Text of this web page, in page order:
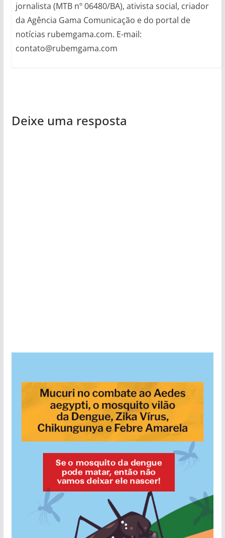
jornalista (MTB nº 06480/BA), ativista social, criador
da Agência Gama Comunicação e do portal de
notícias rubemgama.com. E-mail:
contato@rubemgama.com
Deixe uma resposta